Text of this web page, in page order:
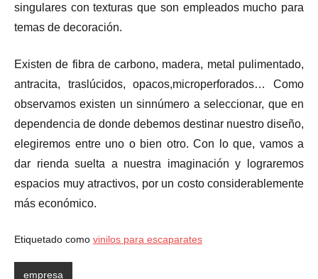
singulares con texturas que son empleados mucho para
temas de decoración.
Existen de fibra de carbono, madera, metal pulimentado,
antracita, traslúcidos, opacos,microperforados… Como
observamos existen un sinnúmero a seleccionar, que en
dependencia de donde debemos destinar nuestro diseño,
elegiremos entre uno o bien otro. Con lo que, vamos a
dar rienda suelta a nuestra imaginación y lograremos
espacios muy atractivos, por un costo considerablemente
más económico.
Etiquetado como vinilos para escaparates
empresa